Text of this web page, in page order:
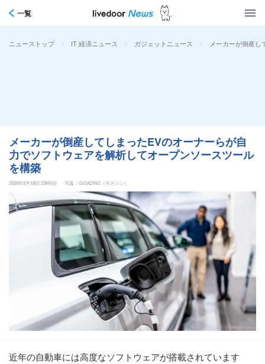
一覧
ニューストップ > IT 経済ニュース > ガジェットニュース > メーカーが倒産し
メーカーが倒産してしまったEVのオーナーらが自
力でソフトウェアを解析してオープンソースツール
を構築
2026年5月18日 23時0分 写真：GIGAZINE（ギガジン）
近年の自動車には高度なソフトウェアが搭載されています